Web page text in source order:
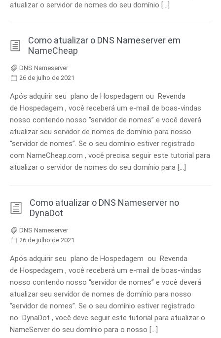
atualizar o servidor de nomes do seu domínio […]
Como atualizar o DNS Nameserver em
NameCheap
DNS Nameserver
26 de julho de 2021
Após adquirir seu plano de Hospedagem ou Revenda
de Hospedagem , você receberá um e-mail de boas-vindas
nosso contendo nosso “servidor de nomes” e você deverá
atualizar seu servidor de nomes de domínio para nosso
“servidor de nomes”. Se o seu domínio estiver registrado
com NameCheap.com , você precisa seguir este tutorial para
atualizar o servidor de nomes do seu domínio para […]
Como atualizar o DNS Nameserver no
DynaDot
DNS Nameserver
26 de julho de 2021
Após adquirir seu plano de Hospedagem ou Revenda
de Hospedagem , você receberá um e-mail de boas-vindas
nosso contendo nosso “servidor de nomes” e você deverá
atualizar seu servidor de nomes de domínio para nosso
“servidor de nomes”. Se o seu domínio estiver registrado
no DynaDot , você deve seguir este tutorial para atualizar o
NameServer do seu domínio para o nosso […]